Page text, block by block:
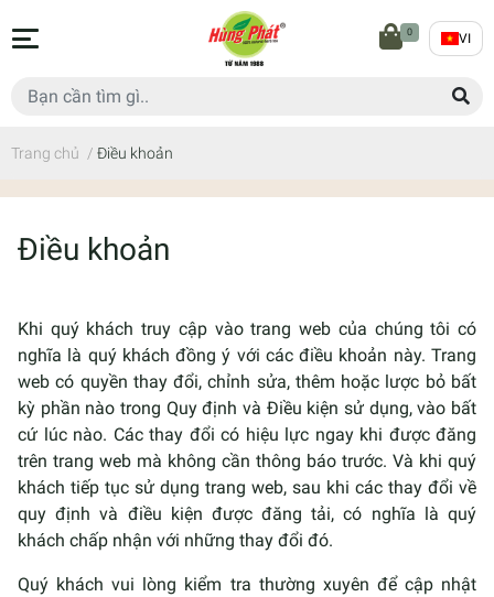
0 VI
Trang chủ / Điều khoản
Điều khoản
Khi quý khách truy cập vào trang web của chúng tôi có
nghĩa là quý khách đồng ý với các điều khoản này. Trang
web có quyền thay đổi, chỉnh sửa, thêm hoặc lược bỏ bất
kỳ phần nào trong Quy định và Điều kiện sử dụng, vào bất
cứ lúc nào. Các thay đổi có hiệu lực ngay khi được đăng
trên trang web mà không cần thông báo trước. Và khi quý
khách tiếp tục sử dụng trang web, sau khi các thay đổi về
quy định và điều kiện được đăng tải, có nghĩa là quý
khách chấp nhận với những thay đổi đó.
Quý khách vui lòng kiểm tra thường xuyên để cập nhật